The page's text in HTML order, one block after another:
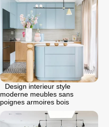
Design interieur style
moderne meubles sans
poignes armoires bois